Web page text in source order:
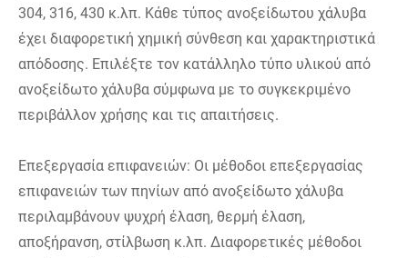
304, 316, 430 κ.λπ. Κάθε τύπος ανοξείδωτου χάλυβα
έχει διαφορετική χημική σύνθεση και χαρακτηριστικά
απόδοσης. Επιλέξτε τον κατάλληλο τύπο υλικού από
ανοξείδωτο χάλυβα σύμφωνα με το συγκεκριμένο
περιβάλλον χρήσης και τις απαιτήσεις.
Επεξεργασία επιφανειών: Οι μέθοδοι επεξεργασίας
επιφανειών των πηνίων από ανοξείδωτο χάλυβα
περιλαμβάνουν ψυχρή έλαση, θερμή έλαση,
αποξήρανση, στίλβωση κ.λπ. Διαφορετικές μέθοδοι